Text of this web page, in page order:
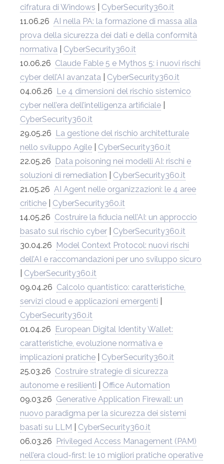
cifratura di Windows
CyberSecurity360.it
11.06.26 AI nella PA: la formazione di massa alla
prova della sicurezza dei dati e della conformità
normativa
CyberSecurity360.it
10.06.26 Claude Fable 5 e Mythos 5: i nuovi rischi
cyber dell’AI avanzata
CyberSecurity360.it
04.06.26
Le 4 dimensioni del rischio sistemico
cyber nell’era dell’intelligenza artificiale
CyberSecurity360.it
29.05.26
La gestione del rischio architetturale
nello sviluppo Agile
CyberSecurity360.it
22.05.26
Data poisoning nei modelli AI: rischi e
soluzioni di remediation
CyberSecurity360.it
21.05.26 AI Agent nelle organizzazioni: le 4 aree
critiche
CyberSecurity360.it
14.05.26 Costruire la fiducia nell’AI: un approccio
basato sul rischio cyber
CyberSecurity360.it
30.04.26
Model Context Protocol: nuovi rischi
dell’AI e raccomandazioni per uno sviluppo sicuro
CyberSecurity360.it
09.04.26 Calcolo quantistico: caratteristiche,
servizi cloud e applicazioni emergenti
CyberSecurity360.it
01.04.26
European Digital Identity Wallet:
caratteristiche, evoluzione normativa e
implicazioni pratiche
CyberSecurity360.it
25.03.26 Costruire strategie di sicurezza
autonome e resilienti
Office Automation
09.03.26 Generative Application Firewall: un
nuovo paradigma per la sicurezza dei sistemi
basati su LLM
CyberSecurity360.it
06.03.26
Privileged Access Management (PAM)
nell’era cloud-first: le 10 migliori pratiche operative